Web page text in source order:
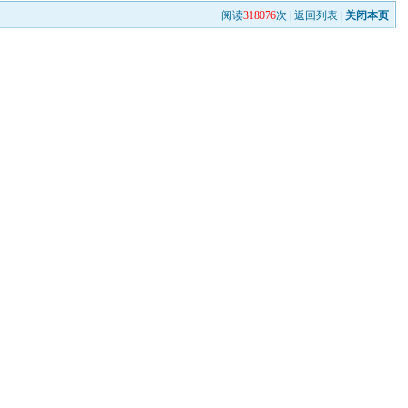
阅读318076次 |返回列表 关闭本页